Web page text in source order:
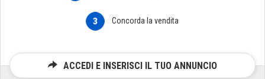
3 Concorda la vendita
ACCEDI E INSERISCI IL TUO ANNUNCIO